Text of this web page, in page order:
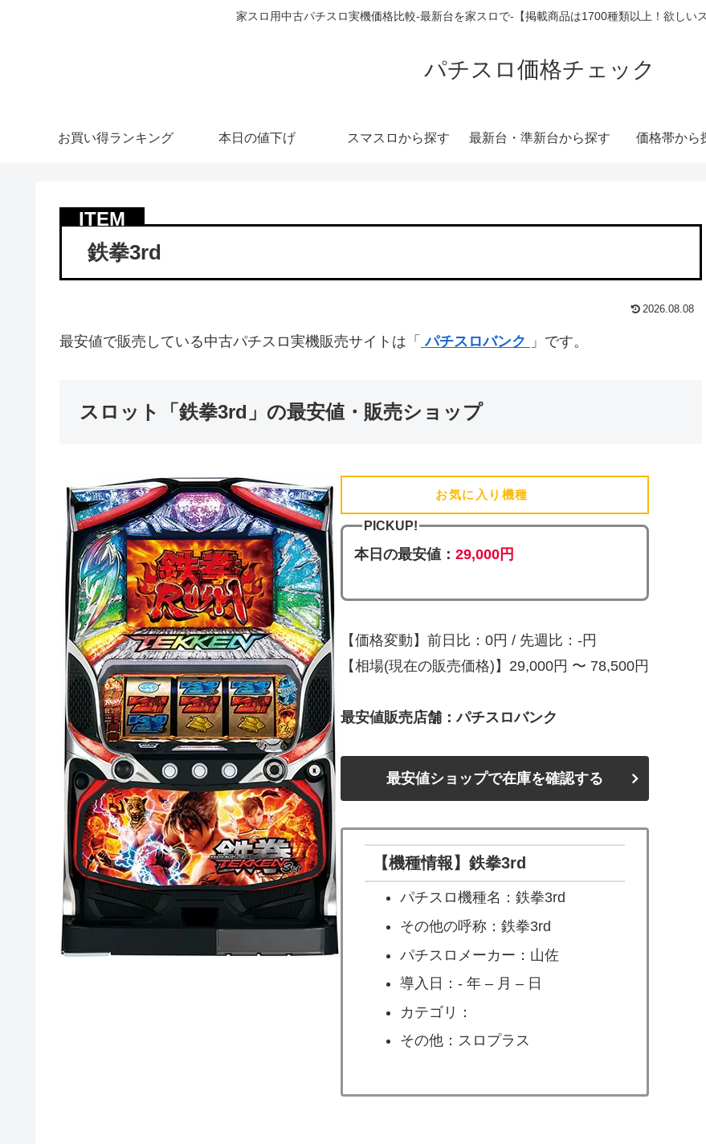
家スロ用中古パチスロ実機価格比較-最新台を家スロで-【掲載商品は1700種類以上！欲しい
パチスロ価格チェック
お買い得ランキング 本日の値下げ スマスロから探す 最新台・準新台から探す 価格帯から
鉄拳3rd
2026.08.08
最安値で販売している中古パチスロ実機販売サイトは「 パチスロバンク 」です。
スロット「鉄拳3rd」の最安値・販売ショップ
お気に入り機種
PICKUP!
本日の最安値：29,000円
【価格変動】前日比：0円 / 先週比：-円
【相場(現在の販売価格)】29,000円 〜 78,500円
最安値販売店舗：パチスロバンク
最安値ショップで在庫を確認する
【機種情報】鉄拳3rd
パチスロ機種名：鉄拳3rd
その他の呼称：鉄拳3rd
パチスロメーカー：山佐
導入日：- 年 – 月 – 日
カテゴリ：
その他：スロプラス